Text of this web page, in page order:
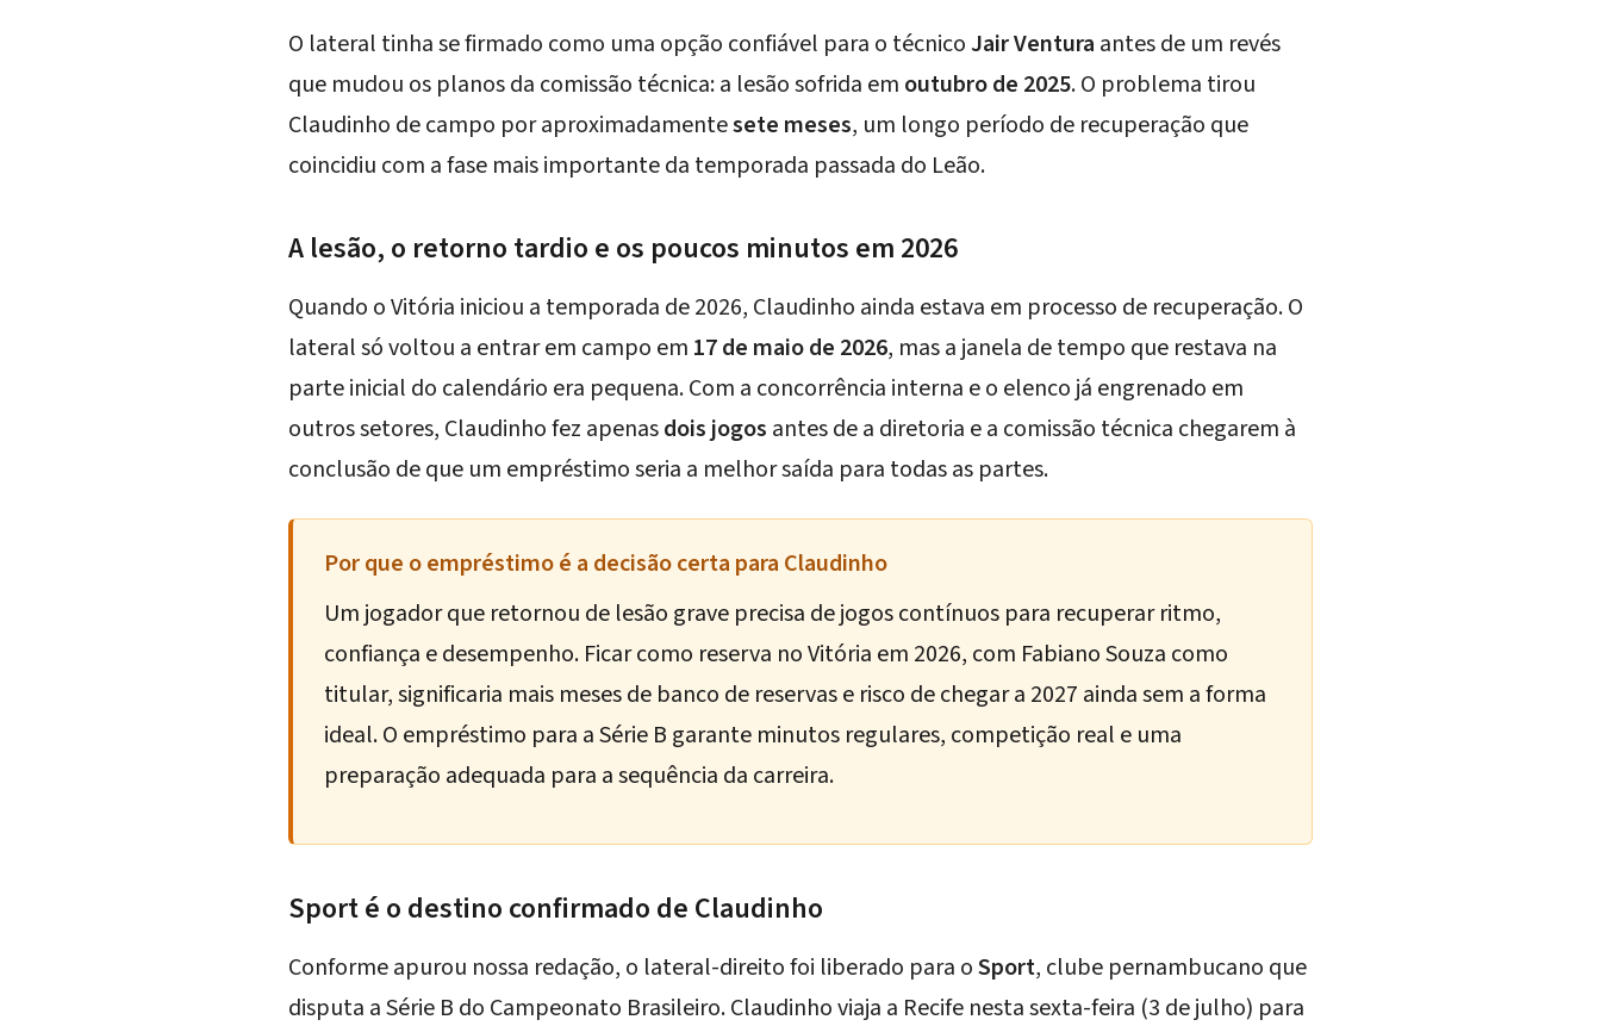
O lateral tinha se firmado como uma opção confiável para o técnicoJair Ventura antes de um revés
que mudou os planos da comissão técnica: a lesão sofrida em outubro de 2025. O problema tirou
Claudinho de campo por aproximadamentesete meses, um longo período de recuperação que
coincidiu com a fase mais importante da temporada passada do Leão.
A lesão, o retorno tardio e os poucos minutos em 2026
Quando o Vitória iniciou a temporada de 2026, Claudinho ainda estava em processo de recuperação. O
lateral só voltou a entrar em campo em 17 de maio de 2026, mas a janela de tempo que restava na
parte inicial do calendário era pequena. Com a concorrência interna e o elenco já engrenado em
outros setores, Claudinho fez apenasdois jogos antes de a diretoria e a comissão técnica chegarem à
conclusão de que um empréstimo seria a melhor saída para todas as partes.
Por que o empréstimo é a decisão certa para Claudinho
Um jogador que retornou de lesão grave precisa de jogos contínuos para recuperar ritmo,
confiança e desempenho. Ficar como reserva no Vitória em 2026, com Fabiano Souza como
titular, significaria mais meses de banco de reservas e risco de chegar a 2027 ainda sem a forma
ideal. O empréstimo para a Série B garante minutos regulares, competição real e uma
preparação adequada para a sequência da carreira.
Sport é o destino confirmado de Claudinho
Conforme apurou nossa redação, o lateral-direito foi liberado para oSport, clube pernambucano que
disputa a Série B do Campeonato Brasileiro. Claudinho viaja a Recife nesta sexta-feira (3 de julho) para